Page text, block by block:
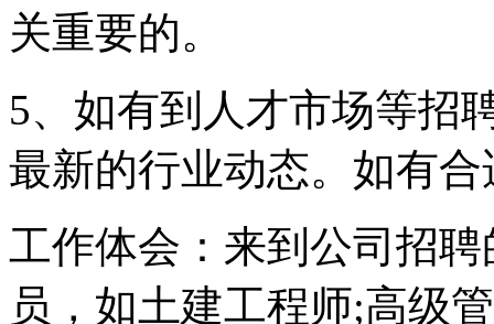
关重要的。
5、如有到人才市场等招
最新的行业动态。如有
工作体会：来到公司招
员，如土建工程师;高级